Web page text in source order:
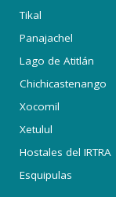
Tikal
Panajachel
Lago de Atitlán
Chichicastenango
Xocomil
Xetulul
Hostales del IRTRA
Esquipulas